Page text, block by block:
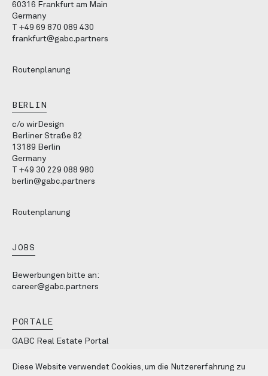
60316 Frankfurt am Main
Germany
+49 69 870 089 430
frankfurt@gabc.partners
Routenplanung
BERLIN
c/o wirDesign
Berliner Straße 82
13189 Berlin
Germany
+49 30 229 088 980
berlin@gabc.partners
Routenplanung
JOBS
Bewerbungen bitte an:
career@gabc.partners
PORTALE
GABC Real Estate Portal
Design Made in Germany
Diese Website verwendet Cookies, um die Nutzererfahrung zu